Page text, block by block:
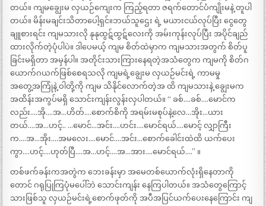
တယ်။ ကျမချွေးမ လှယဉ်ကျေးက ကြည့်ရတာ ဇရက်တောင်ပံကျိုးမနဲ့ တူပါ
တယ်။ မိန်းမချင်းသိတာပေါ့ရှင်။ဘယ်သူဌေး ရဲ့ မယားငယ်လုပ်ပြီး ငွေတွေ
ချူစားရင်း ကျမသားလို နုနုထွဋ်ထွဋ်လေးကို အမ်းကုန်းလုပ်ပြီး အပိုင်ချည်
ထားလိုက်တဲ့ပုံပါပဲ။ ဒါပေမယ့် ကျမ စိတ်ထဲမှာက ကျမသားအတွက် စိတ်ပူ
ခြင်းမရှိတာ အမှန်ပါ။ အတိုင်းသားကြားနေရတဲ့အသံတွေက ကျမကို စိတ်ဂ
ယောက်ဂယက်ဖြစ်စေရသလို ကျမရဲ့ချွေးမ လှယဉ်မင်းရဲ့ ကာမမှု
အတွေ့အကြုံနဲ့ ဝါတို့ကို ကျမ သိနိုင်လောက်တဲ့အ ထိ ကျမသားနဲ့ ချွေးမက
အထိန်းအကွပ်မရှိ သောင်းကျန်းလွန်းလှပါတယ်။ “ ခစ်….ခစ်….မောင်က
လည်း….အို….အ…ဟိတ်….စောက်စိကို အရမ်းမစုပ်နဲ့လေ…အိုး…ယား
တယ်….အ…ဟင့်.. …မောင်…အင်း….ဟင်း….မောင်ရယ်….မောင့် လျှာကြီး
က….အ…အိုး….အမလေး….မောင်….အင်း…စောက်ခေါင်းထဲထိ ယက်ပေး
ကွာ….ဟင့်….ဟုတ်ပြီ….အ…ဟင့်….အ…အား….မောင်ရယ်….” ။
တစ်ဖက်ခန်းကအတွဲက ဘေးခန်းမှာ အမေတစ်ယောက်လုံးရှိနေတာကို
တောင် ဂရုပြုကြပုံမပေါ်ဘဲ သောင်းကျန်း နေကြပါတယ်။ အသံတွေကြောင့်
သားဖြစ်သူ လှယဉ်မင်းရဲ့စောက်ဖုတ်ကို အပီအပြင်ယက်ပေးနေကြောင်း ကျ